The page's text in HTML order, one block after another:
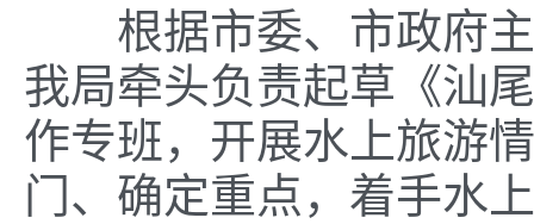
根据市委、市政府主
我局牵头负责起草《汕
作专班，开展水上旅游
门、确定重点，着手水